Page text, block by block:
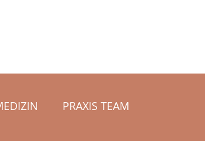
PRAXIS TEAM